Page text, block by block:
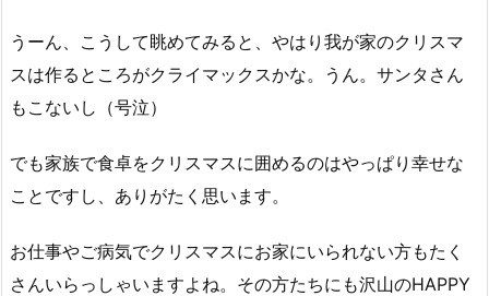
うーん、こうして眺めてみると、やはり我が家のクリスマ
スは作るところがクライマックスかな。うん。サンタさん
もこないし（号泣）
でも家族で食卓をクリスマスに囲めるのはやっぱり幸せな
ことですし、ありがたく思います。
お仕事やご病気でクリスマスにお家にいられない方もたく
さんいらっしゃいますよね。その方たちにも沢山のHAPPY